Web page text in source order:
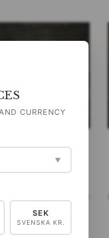
DE NOTAS -
DARK BLUE WM
AÑADIR A LA CESTA
CURRENCY
▼
SEK
SVENSKA KR.